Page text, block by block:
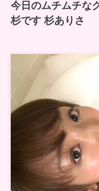
今日のムチムチな
杉です 杉ありさ